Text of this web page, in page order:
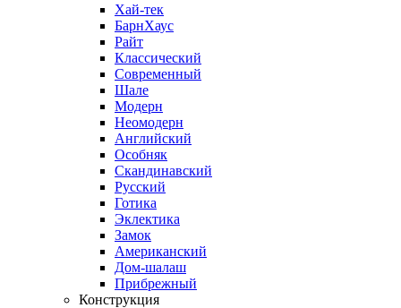
Хай-тек
БарнХаус
Райт
Классический
Современный
Шале
Модерн
Неомодерн
Английский
Особняк
Скандинавский
Русский
Готика
Эклектика
Замок
Американский
Дом-шалаш
Прибрежный
Конструкция